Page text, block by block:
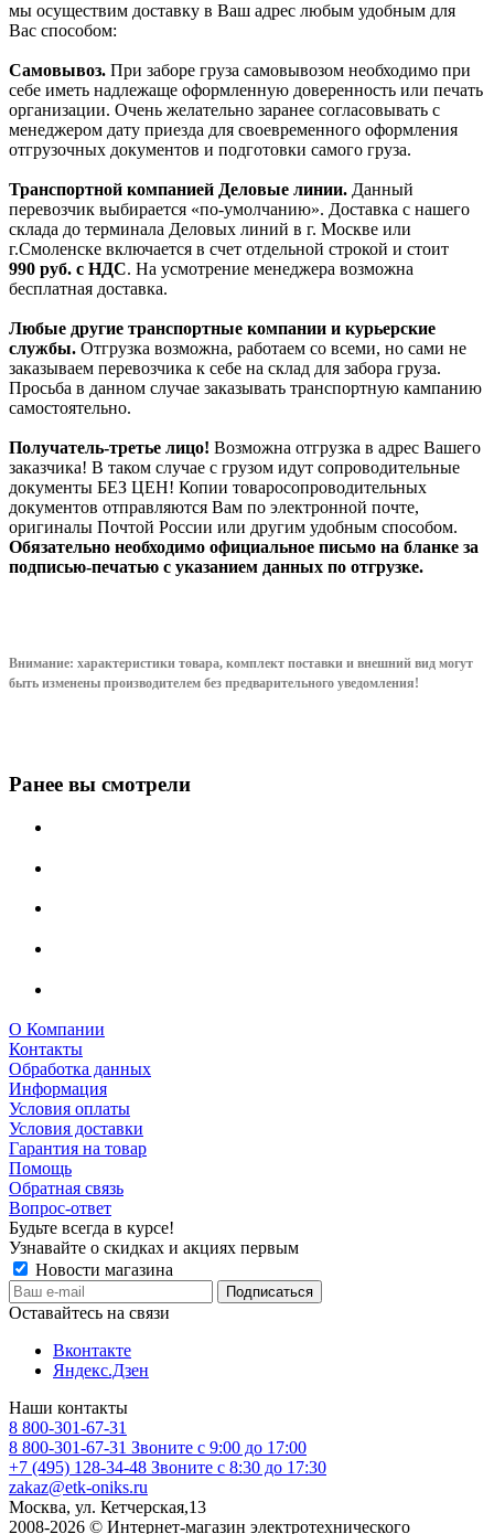
мы осуществим доставку в Ваш адрес любым удобным для
Вас способом:
Самовывоз. При заборе груза самовывозом необходимо при
себе иметь надлежаще оформленную доверенность или печать
организации. Очень желательно заранее согласовывать с
менеджером дату приезда для своевременного оформления
отгрузочных документов и подготовки самого груза.
Транспортной компанией Деловые линии. Данный
перевозчик выбирается «по-умолчанию». Доставка с нашего
склада до терминала Деловых линий в г. Москве или
г.Смоленске включается в счет отдельной строкой и стоит
990 руб. с НДС. На усмотрение менеджера возможна
бесплатная доставка.
Любые другие транспортные компании и курьерские
службы. Отгрузка возможна, работаем со всеми, но сами не
заказываем перевозчика к себе на склад для забора груза.
Просьба в данном случае заказывать транспортную кампанию
самостоятельно.
Получатель-третье лицо! Возможна отгрузка в адрес Вашего
заказчика! В таком случае с грузом идут сопроводительные
документы БЕЗ ЦЕН! Копии товаросопроводительных
документов отправляются Вам по электронной почте,
оригиналы Почтой России или другим удобным способом.
Обязательно необходимо официальное письмо на бланке за
подписью-печатью с указанием данных по отгрузке.
Внимание: характеристики товара, комплект поставки и внешний вид могут
быть изменены производителем без предварительного уведомления!
Ранее вы смотрели
О Компании
Контакты
Обработка данных
Информация
Условия оплаты
Условия доставки
Гарантия на товар
Помощь
Обратная связь
Вопрос-ответ
Будьте всегда в курсе!
Узнавайте о скидках и акциях первым
Новости магазина
Оставайтесь на связи
Вконтакте
Яндекс.Дзен
Наши контакты
8 800-301-67-31
8 800-301-67-31 Звоните с 9:00 до 17:00
+7 (495) 128-34-48 Звоните с 8:30 до 17:30
zakaz@etk-oniks.ru
Москва, ул. Кетчерская,13
2008-2026 © Интернет-магазин электротехнического